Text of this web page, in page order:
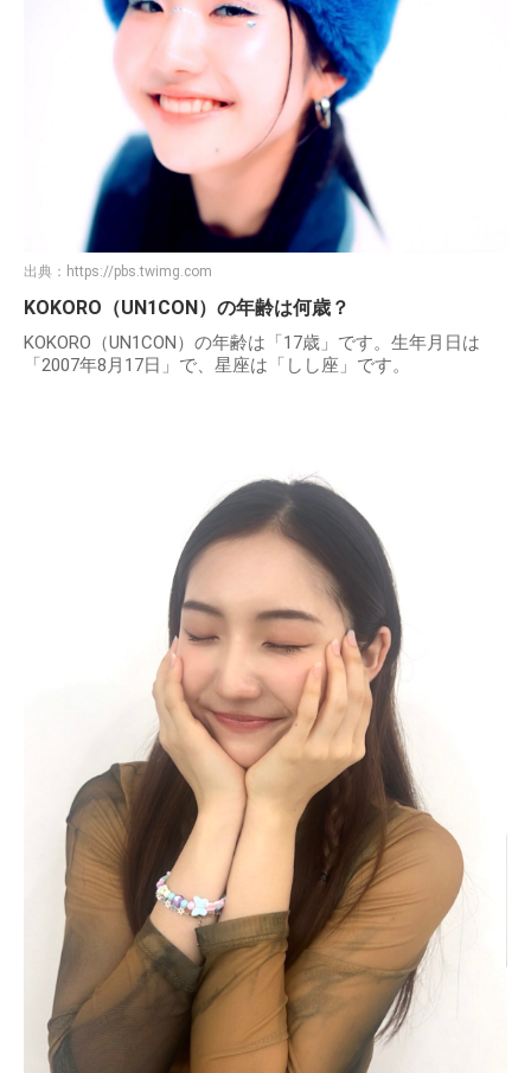
出典： https://pbs.twimg.com
KOKORO（UN1CON）の年齢は何歳？
KOKORO（UN1CON）の年齢は「17歳」です。生年月日は
「2007年8月17日」で、星座は「しし座」です。